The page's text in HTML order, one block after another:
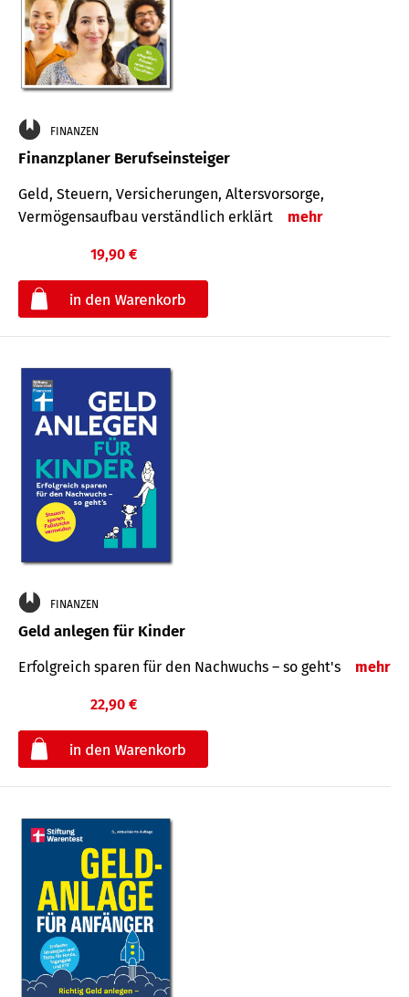
FINANZEN
Finanzplaner Berufseinsteiger
Geld, Steuern, Versicherungen, Altersvorsorge,
Vermögensaufbau verständlich erklärt
mehr
19,90 €
FINANZEN
Geld anlegen für Kinder
Erfolgreich sparen für den Nachwuchs – so geht's mehr
22,90 €